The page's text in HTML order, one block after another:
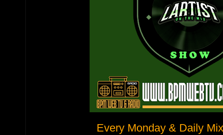
Every Monday & Daily